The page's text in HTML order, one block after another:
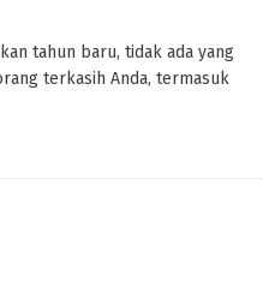
tahun baru, tidak ada yang
terkasih Anda, termasuk